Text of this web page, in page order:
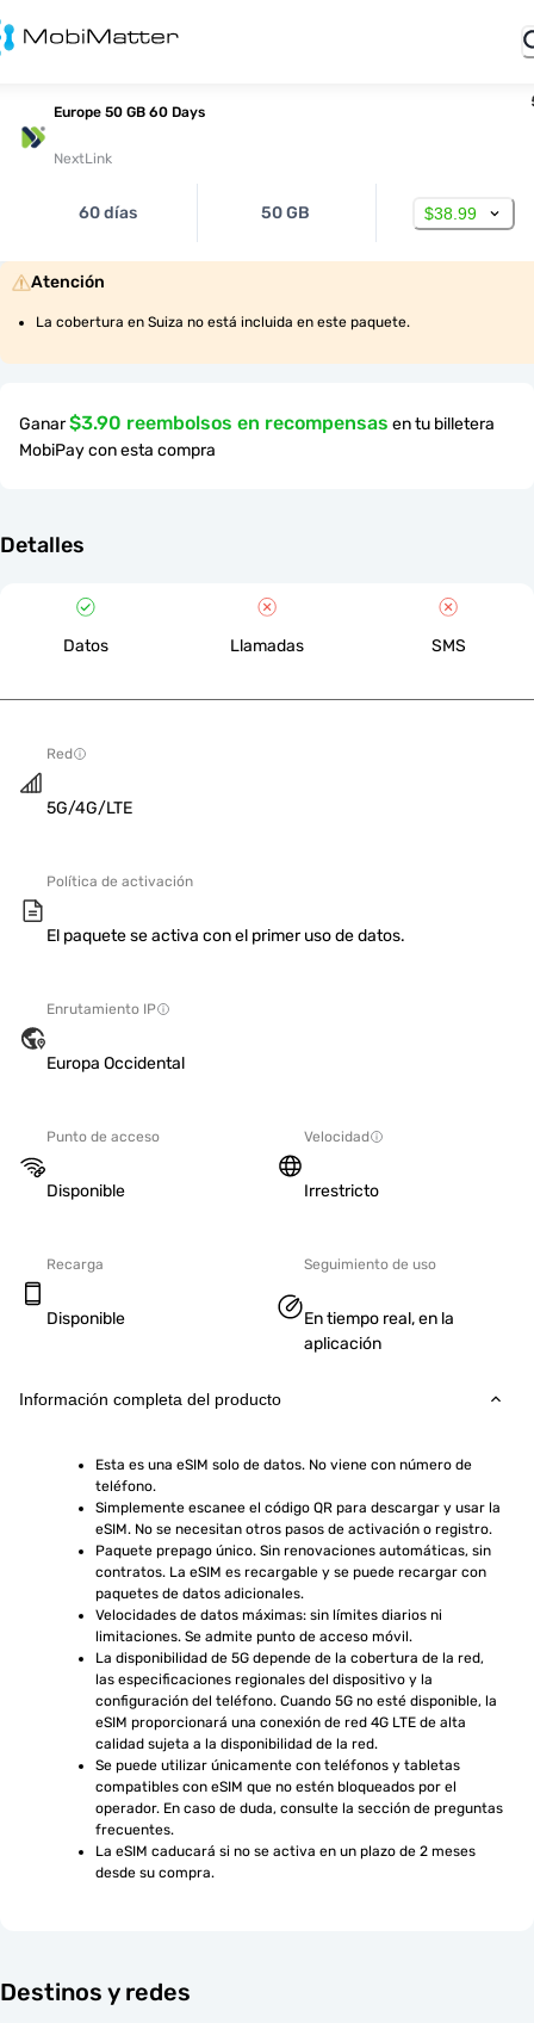
Europe 50 GB 60 Days
NextLink
60 días 50 GB $38.99
Atención
La cobertura en Suiza no está incluida en este paquete.
Ganar$3.90 reembolsos en recompensas en tu billetera
MobiPay con esta compra
Detalles
Datos Llamadas SMS
Red
5G/4G/LTE
Política de activación
El paquete se activa con el primer uso de datos.
Enrutamiento IP
Europa Occidental
Punto de acceso
Disponible
Velocidad
Irrestricto
Recarga
Disponible
Seguimiento de uso
En tiempo real, en la
aplicación
Información completa del producto
Esta es una eSIM solo de datos. No viene con número de
teléfono.
Simplemente escanee el código QR para descargar y usar la
eSIM. No se necesitan otros pasos de activación o registro.
Paquete prepago único. Sin renovaciones automáticas, sin
contratos. La eSIM es recargable y se puede recargar con
paquetes de datos adicionales.
Velocidades de datos máximas: sin límites diarios ni
limitaciones. Se admite punto de acceso móvil.
La disponibilidad de 5G depende de la cobertura de la red,
las especificaciones regionales del dispositivo y la
configuración del teléfono. Cuando 5G no esté disponible, la
eSIM proporcionará una conexión de red 4G LTE de alta
calidad sujeta a la disponibilidad de la red.
Se puede utilizar únicamente con teléfonos y tabletas
compatibles con eSIM que no estén bloqueados por el
operador. En caso de duda, consulte la sección de preguntas
frecuentes.
La eSIM caducará si no se activa en un plazo de 2 meses
desde su compra.
Destinos y redes